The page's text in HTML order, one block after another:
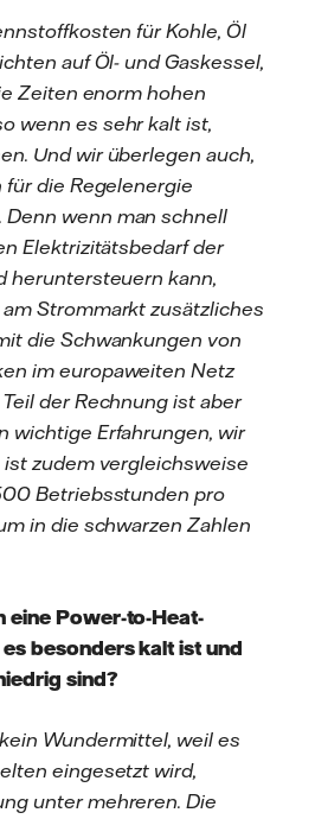
für Kohle, Öl
auf Öl- und Gaskessel,
Zeiten enorm hohen
wenn es sehr kalt ist,
Und wir überlegen auch,
für die Regelenergie
wenn man schnell
Elektrizitätsbedarf der
heruntersteuern kann,
Strommarkt zusätzliches
die Schwankungen von
im europaweiten Netz
der Rechnung ist aber
wichtige Erfahrungen, wir
ist zudem vergleichsweise
Betriebsstunden pro
in die schwarzen Zahlen
eine Power-to-Heat-
besonders kalt ist und
sind?
Wundermittel, weil es
eingesetzt wird,
unter mehreren. Die